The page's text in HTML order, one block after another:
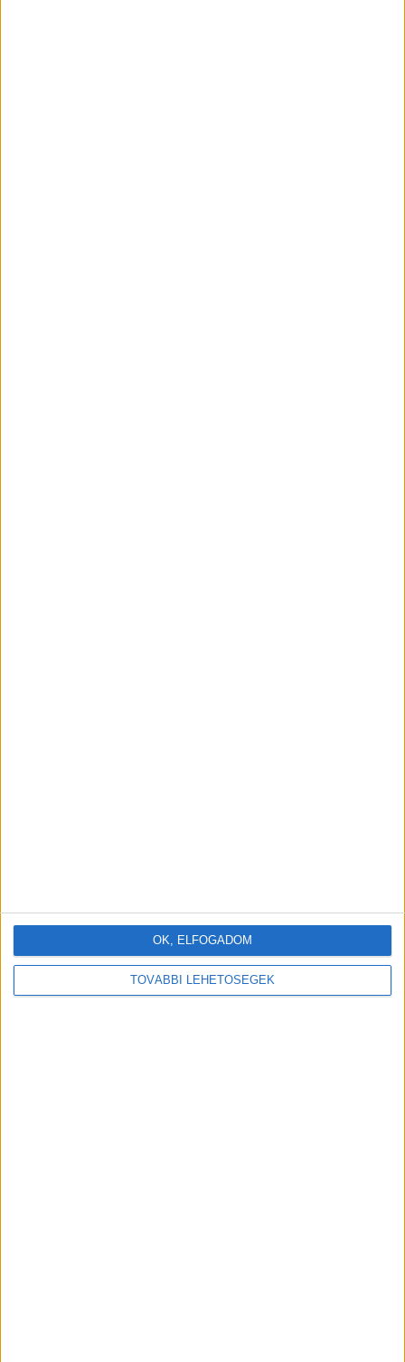
TOVÁBBI LEHETŐSÉGEK
OK, ELFOGADOM